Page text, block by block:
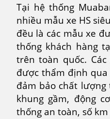
Tại hệ thống
nhiều mẫu xe HS
đều là các mẫu xe
thống khách hàng
trên toàn quốc.
được thẩm định
đảm bảo chất
khung gầm, động
thống an toàn, số